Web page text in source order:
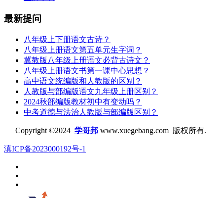
最新提问
八年级上下册语文古诗？
八年级上册语文第五单元生字词？
冀教版八年级上册语文必背古诗文？
八年级上册语文书第一课中心思想？
高中语文统编版和人教版的区别？
人教版与部编版语文九年级上册区别？
2024秋部编版教材初中有变动吗？
中考道德与法治人教版与部编版区别？
Copyright ©2024 学哥邦www.xuegebang.com 版权所有.
滇ICP备2023000192号-1